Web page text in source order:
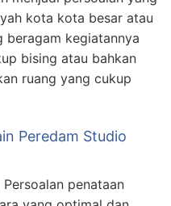
kota kota besar atau
beragam kegiatannya
bising atau bahkan
ruang yang cukup
Peredam Studio
penataan